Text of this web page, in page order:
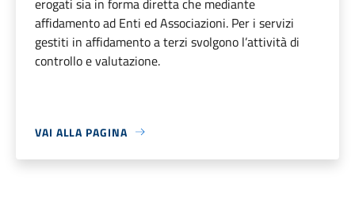
affidamento ad Enti ed Associazioni. Per i servizi
gestiti in affidamento a terzi svolgono l’attività di
controllo e valutazione.
VAI ALLA PAGINA